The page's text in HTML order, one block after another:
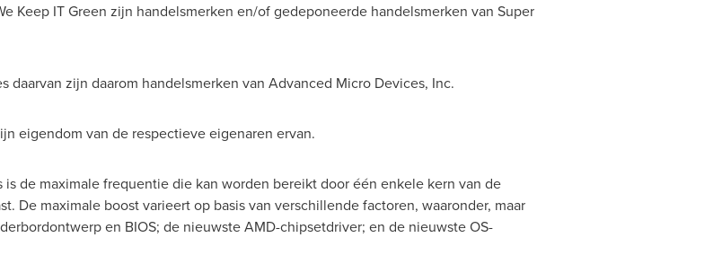
Keep IT Green zijn handelsmerken en/of gedeponeerde handelsmerken van Super
zijn daarom handelsmerken van Advanced Micro Devices, Inc.
eigendom van de respectieve eigenaren ervan.
is de maximale frequentie die kan worden bereikt door één enkele kern van de
De maximale boost varieert op basis van verschillende factoren, waaronder, maar
en BIOS; de nieuwste AMD-chipsetdriver; en de nieuwste OS-